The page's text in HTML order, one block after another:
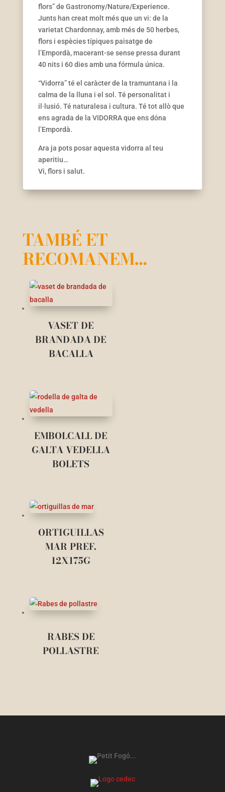
flors” de Gastronomy/Nature/Experience.
Junts han creat molt més que un vi: de la
varietat Chardonnay, amb més de 50 herbes,
flors i espècies típiques paisatge de
l’Empordà, macerant-se sense pressa durant
40 nits i 60 dies amb una fórmula única.
“Vidorra” té el caràcter de la tramuntana i la
calma de la lluna i el sol. Té personalitat i
il·lusió. Té naturalesa i cultura. Té tot allò que
ens agrada de la VIDORRA que ens dóna
l’Empordà.
Ara ja pots posar aquesta vidorra al teu
aperitiu…
Vi, flors i salut.
TAMBÉ ET
RECOMANEM…
VASET DE
BRANDADA DE
BACALLA
EMBOLCALL DE
GALTA VEDELLA
BOLETS
ORTIGUILLAS
MAR PREF.
12X175G
RABES DE
POLLASTRE